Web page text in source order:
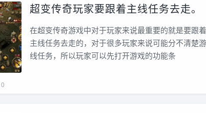
超变传奇玩家要跟着主线任务去走。
在超变传奇游戏中对于玩家来说最重要的就是要跟
主线任务去走的，对于很多玩家来说可能分不清楚
线任务，所以玩家可以先打开游戏的功能条
0